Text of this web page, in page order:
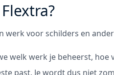
werk voor schilders en
welk werk je beheerst, hoe
past. Je wordt dus niet